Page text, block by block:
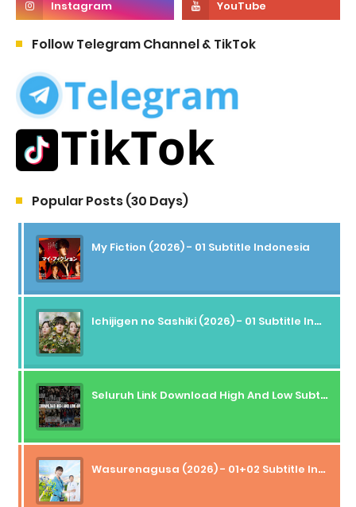
Follow Telegram Channel & TikTok
Popular Posts (30 Days)
My Fiction (2026) - 01 Subtitle Indonesia
Ichijigen no Sashiki (2026) - 01 Subtitle Indonesia
Seluruh Link Download High And Low Subtitle Indonesia
Wasurenagusa (2026) - 01+02 Subtitle Indonesia